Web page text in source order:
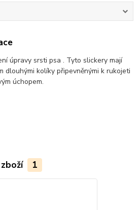
úpravy srsti psa . Tyto slickery mají
dlouhými kolíky připevněnými k rukojeti
úchopem.
1